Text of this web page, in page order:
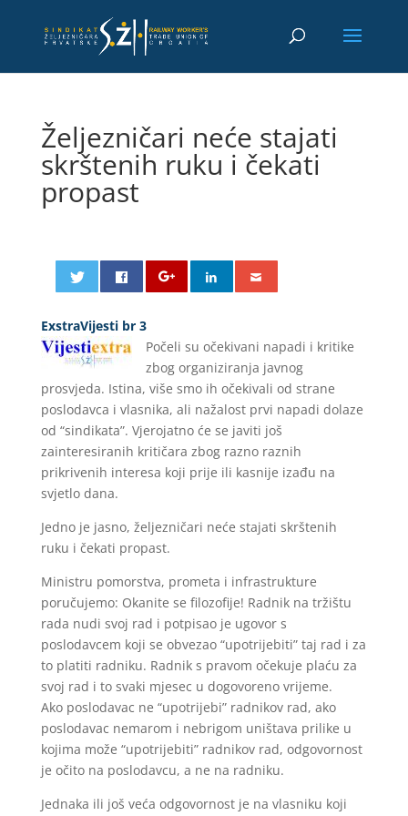
Željezničari neće stajati
skrštenih ruku i čekati
propast
ExstraVijesti br 3
Počeli su očekivani napadi i kritike
zbog organiziranja javnog
prosvjeda. Istina, više smo ih očekivali od strane
poslodavca i vlasnika, ali nažalost prvi napadi dolaze
od “sindikata”. Vjerojatno će se javiti još
zainteresiranih kritičara zbog razno raznih
prikrivenih interesa koji prije ili kasnije izađu na
svjetlo dana.
Jedno je jasno, željezničari neće stajati skrštenih
ruku i čekati propast.
Ministru pomorstva, prometa i infrastrukture
poručujemo: Okanite se filozofije! Radnik na tržištu
rada nudi svoj rad i potpisao je ugovor s
poslodavcem koji se obvezao “upotrijebiti” taj rad i za
to platiti radniku. Radnik s pravom očekuje plaću za
svoj rad i to svaki mjesec u dogovoreno vrijeme.
Ako poslodavac ne “upotrijebi” radnikov rad, ako
poslodavac nemarom i nebrigom uništava prilike u
kojima može “upotrijebiti” radnikov rad, odgovornost
je očito na poslodavcu, a ne na radniku.
Jednaka ili još veća odgovornost je na vlasniku koji